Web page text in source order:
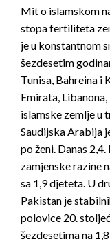
Mit o islamskom
stopa fertiliteta
je u konstantnom
šezdesetim
Tunisa, Bahreina i
Emirata,
islamske zemlje u
Saudijska Arabija
po ženi. Danas
zamjenske razine
sa 1,9 djeteta. U
Pakistan je
polovice 20.
šezdesetima na